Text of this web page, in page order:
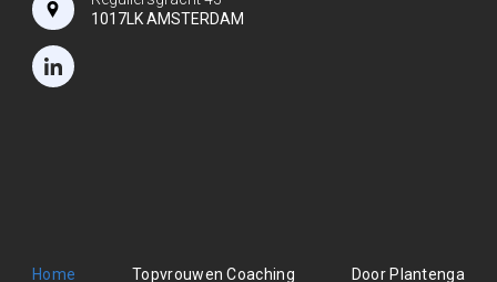
1017LK AMSTERDAM
Home Topvrouwen Coaching Door Plantenga